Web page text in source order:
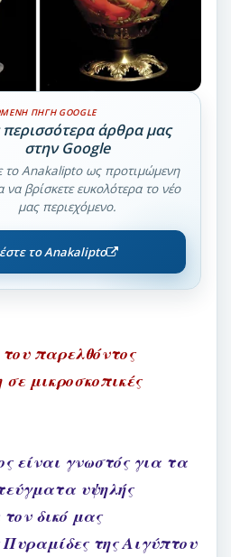
ΠΗΓΉ GOOGLE
περισσότερα άρθρα μας
στην Google
το Anakalipto ως προτιμώμενη
να βρίσκετε ευκολότερα το νέο
μας περιεχόμενο.
το Anakalipto
παρελθόντος
μικροσκοπικές
είναι γνωστός για τα
υψηλής
δικό μας
της Αιγύπτου